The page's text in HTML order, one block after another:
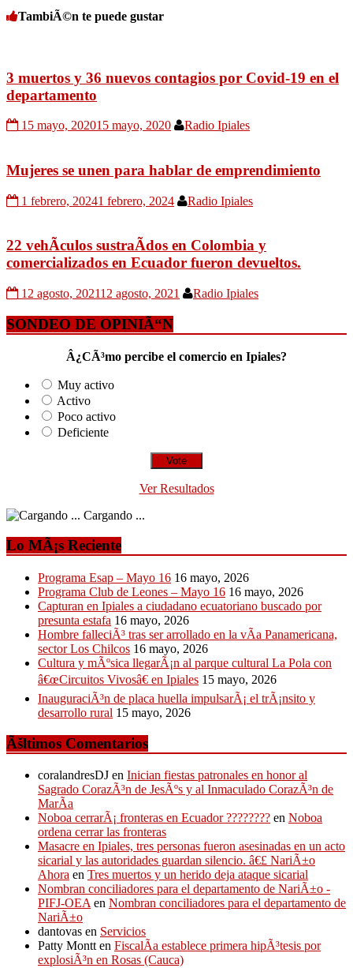
TambiÃ©n te puede gustar
3 muertos y 36 nuevos contagios por Covid-19 en el
departamento
15 mayo, 202015 mayo, 2020 Radio Ipiales
Mujeres se unen para hablar de emprendimiento
1 febrero, 20241 febrero, 2024 Radio Ipiales
22 vehÃ­culos sustraÃ­dos en Colombia y
comercializados en Ecuador fueron devueltos.
12 agosto, 202112 agosto, 2021 Radio Ipiales
SONDEO DE OPINIÃ“N
Â¿CÃ³mo percibe el comercio en Ipiales?
Muy activo
Activo
Poco activo
Deficiente
Ver Resultados
Cargando ...
Lo MÃ¡s Reciente
Programa Esap – Mayo 16 16 mayo, 2026
Programa Club de Leones – Mayo 16 16 mayo, 2026
Capturan en Ipiales a ciudadano ecuatoriano buscado por
presunta estafa 16 mayo, 2026
Hombre falleciÃ³ tras ser arrollado en la vÃ­a Panamericana,
sector Los Chilcos 16 mayo, 2026
Cultura y mÃºsica llegarÃ¡n al parque cultural La Pola con
â€œCircuitos Vivosâ€ en Ipiales 15 mayo, 2026
InauguraciÃ³n de placa huella impulsarÃ¡ el trÃ¡nsito y
desarrollo rural 15 mayo, 2026
Ãšltimos Comentarios
coralandresDJ en Inician fiestas patronales en honor al
Sagrado CorazÃ³n de JesÃºs y al Inmaculado CorazÃ³n de
MarÃ­a
Noboa cerrarÃ¡ fronteras en Ecuador ???????? en Noboa
ordena cerrar las fronteras
Masacre en Ipiales, tres personas fueron asesinadas en un acto
sicarial y las autoridades guardan silencio. â€£ NariÃ±o
Ahora en Tres muertos y un herido deja ataque sicarial
Nombran conciliadores para el departamento de NariÃ±o -
PIFJ-OEAen Nombran conciliadores para el departamento de
NariÃ±o
dantovas en Servicios
Patty Montten FiscalÃ­a establece primera hipÃ³tesis por
explosiÃ³n en Rosas (Cauca)